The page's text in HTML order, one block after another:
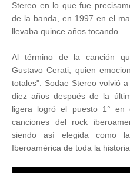
Stereo en lo que fue
de la banda, en 1997 en el
llevaba quince años tocando.
Al término de la canción
Gustavo Cerati, quien
totales". Sodae Stereo volvió
diez años después de la
ligera logró el puesto 1°
canciones del rock
siendo así elegida como
Iberoamérica de toda la